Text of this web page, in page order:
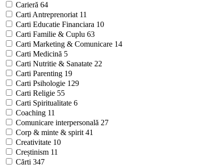
Carieră 64
Carti Antreprenoriat 11
Carti Educatie Financiara 10
Carti Familie & Cuplu 63
Carti Marketing & Comunicare 14
Carti Medicină 5
Carti Nutritie & Sanatate 22
Carti Parenting 19
Carti Psihologie 129
Carti Religie 55
Carti Spiritualitate 6
Coaching 11
Comunicare interpersonală 27
Corp & minte & spirit 41
Creativitate 10
Creștinism 11
Cărți 347